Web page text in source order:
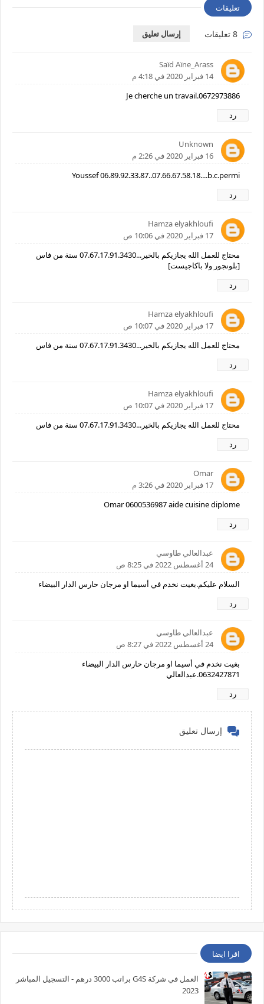
تعليقات
إرسال تعليق
Saïd Aïne_Arass
14 فبراير 2020 في 4:18 م
Je cherche un travail.0672973886
رد
Unknown
16 فبراير 2020 في 2:26 م
Youssef 06.89.92.33.87..07.66.67.58.18....b.c.permi
رد
Hamza elyakhloufi
17 فبراير 2020 في 10:06 ص
محتاج للعمل الله يجازيكم بالخير...07.67.17.91.3430 سنة من فاس
[بلونجور ولا باكاجيست]
رد
Hamza elyakhloufi
17 فبراير 2020 في 10:07 ص
محتاج للعمل الله يجازيكم بالخير...07.67.17.91.3430 سنة من فاس
رد
Hamza elyakhloufi
17 فبراير 2020 في 10:07 ص
محتاج للعمل الله يجازيكم بالخير...07.67.17.91.3430 سنة من فاس
رد
Omar
17 فبراير 2020 في 3:26 م
Omar 0600536987 aide cuisine diplome
رد
عبدالعالي طاوسي
24 أغسطس 2022 في 8:25 ص
السلام عليكم.بغيت نخدم في أسيما او مرجان حارس الدار البيضاء
رد
عبدالعالي طاوسي
24 أغسطس 2022 في 8:27 ص
بغيت نخدم في أسيما او مرجان حارس الدار البيضاء
0632427871.عبدالعالي
رد
إرسال تعليق
اقرا ايضا
العمل في شركة G4S براتب 3000 درهم - التسجيل المباشر
2023